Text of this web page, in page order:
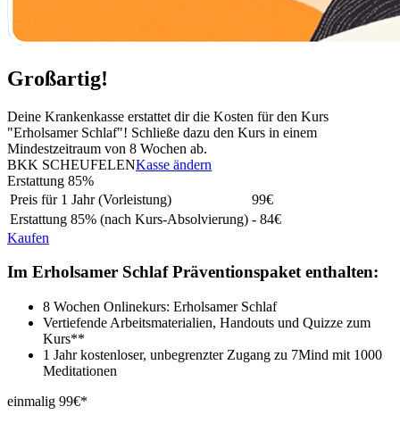
Großartig!
Deine Krankenkasse erstattet dir die Kosten für den Kurs
"Erholsamer Schlaf"! Schließe dazu den Kurs in einem
Mindestzeitraum von 8 Wochen ab.
BKK SCHEUFELENKasse ändern
Erstattung 85%
Preis für 1 Jahr (Vorleistung)
99€
Erstattung 85% (nach Kurs-Absolvierung) - 84€
Kaufen
Im Erholsamer Schlaf Präventionspaket enthalten:
8 Wochen Onlinekurs: Erholsamer Schlaf
Vertiefende Arbeitsmaterialien, Handouts und Quizze zum
Kurs**
1 Jahr kostenloser, unbegrenzter Zugang zu 7Mind mit 1000
Meditationen
einmalig 99€*